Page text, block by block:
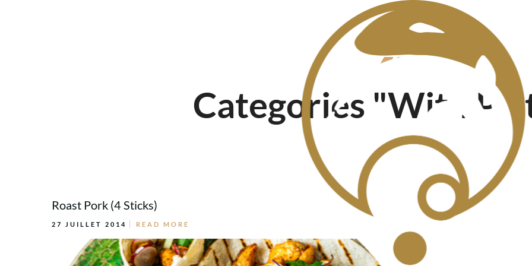
Menu
Categories "With
Roast Pork (4 Sticks)
27 JUILLET 2014 READ MORE